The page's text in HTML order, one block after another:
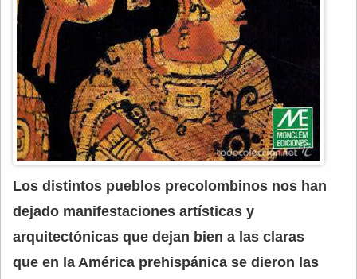
Los distintos pueblos precolombinos nos han
dejado manifestaciones artísticas y
arquitectónicas que dejan bien a las claras
que en la América prehispánica se dieron las